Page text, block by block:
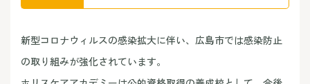
新型コロナウィルスの感染拡大に伴い、広島市では感染防止
の取り組みが強化されています。